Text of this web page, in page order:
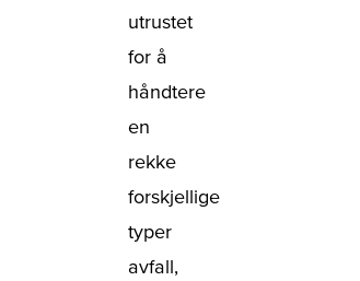
utrustet
for å
håndtere
en
rekke
forskjellige
typer
avfall,